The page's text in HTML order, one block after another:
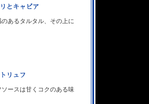
あるタルタル、その上に
ースは甘くコクのある味